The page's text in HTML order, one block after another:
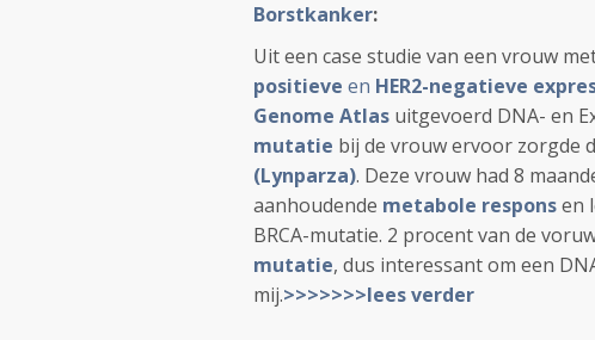
Borstkanker:
Uit een case studie van een vrouw
positieve en HER2-negatieve
Genome Atlas uitgevoerd DNA- en
mutatie bij de vrouw ervoor zorgde
(Lynparza). Deze vrouw had 8
aanhoudende metabole responsen
BRCA-mutatie. 2 procent van de
mutatie, dus interessant om een
mij.>>>>>>>lees verder